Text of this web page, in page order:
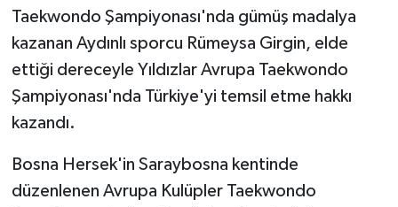
Taekwondo Şampiyonası'nda gümüş madalya
kazanan Aydınlı sporcu Rümeysa Girgin, elde
ettiği dereceyle Yıldızlar Avrupa Taekwondo
Şampiyonası'nda Türkiye'yi temsil etme hakkı
kazandı.
Bosna Hersek'in Saraybosna kentinde
düzenlenen Avrupa Kulüpler Taekwondo